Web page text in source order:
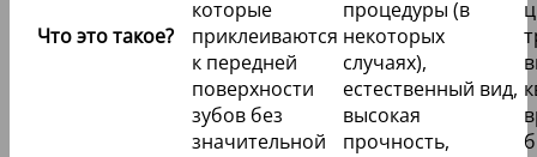
Описание Плюсы